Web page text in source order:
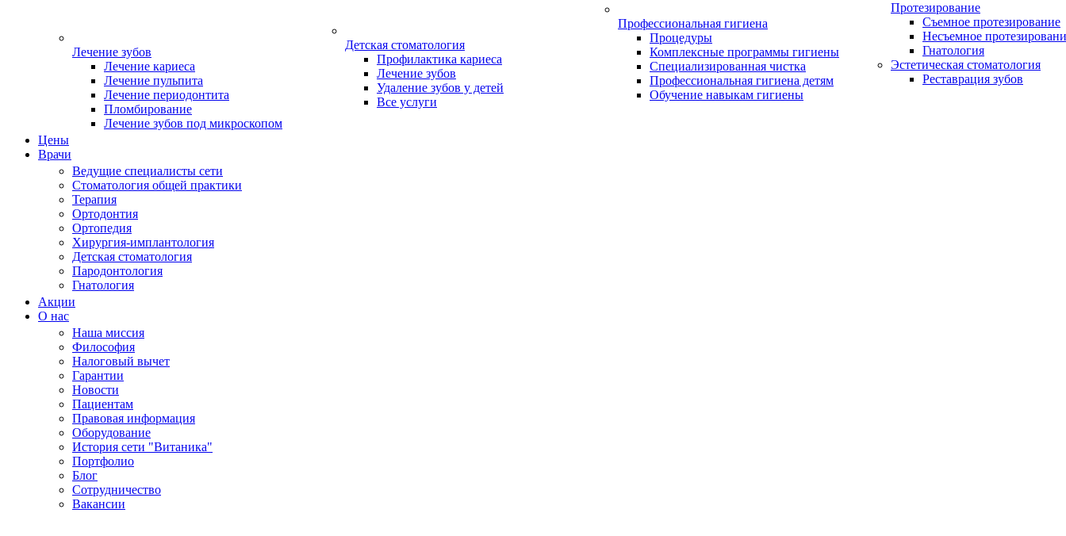
Лечение зубов
Лечение кариеса
Лечение пульпита
Лечение периодонтита
Пломбирование
Лечение зубов под микроскопом
Детская стоматология
Профилактика кариеса
Лечение зубов
Удаление зубов у детей
Все услуги
Профессиональная гигиена
Процедуры
Комплексные программы гигиены
Специализированная чистка
Профессиональная гигиена детям
Обучение навыкам гигиены
Протезирование
Съемное протезирование
Несъемное
Гнатология
Эстетическая стоматология
Реставрация зубов
Цены
Врачи
Ведущие специалисты сети
Стоматология общей практики
Терапия
Ортодонтия
Ортопедия
Хирургия-имплантология
Детская стоматология
Пародонтология
Гнатология
Акции
О нас
Наша миссия
Философия
Налоговый вычет
Гарантии
Новости
Пациентам
Правовая информация
Оборудование
История сети "Витаника"
Портфолио
Блог
Сотрудничество
Вакансии